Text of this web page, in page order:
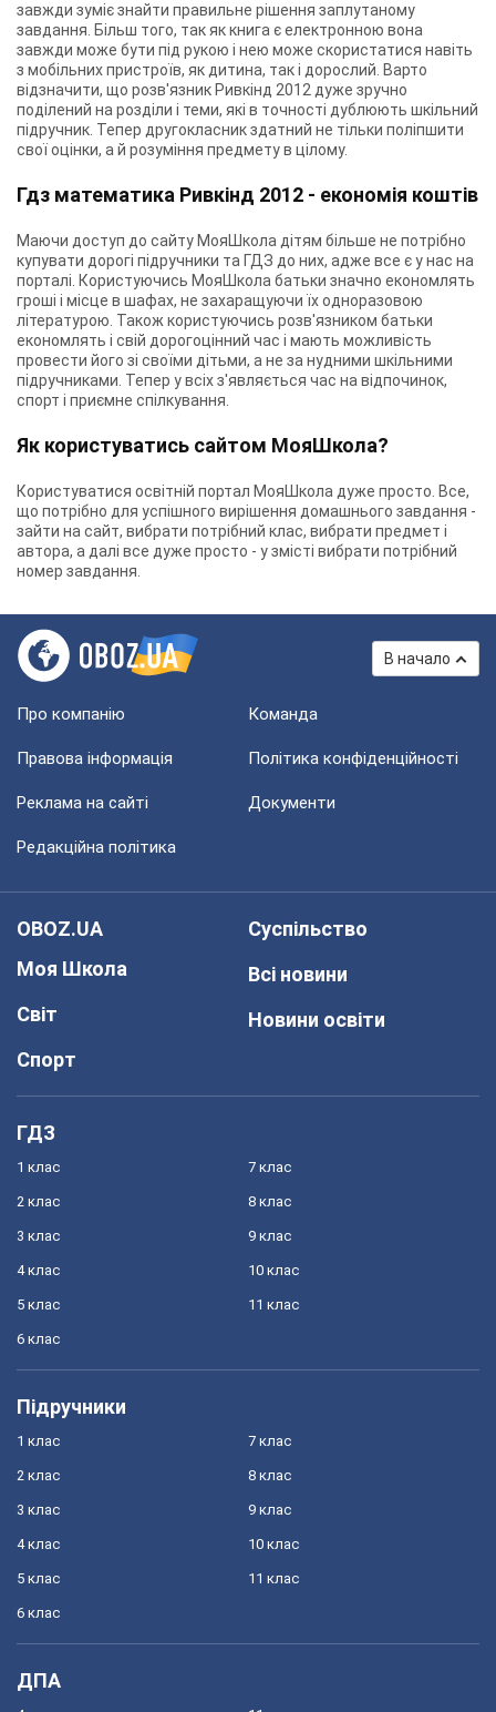
завжди зуміє знайти правильне рішення заплутаному
завдання. Більш того, так як книга є електронною вона
завжди може бути під рукою і нею може скористатися навіть
з мобільних пристроїв, як дитина, так і дорослий. Варто
відзначити, що розв'язник Ривкінд 2012 дуже зручно
поділений на розділи і теми, які в точності дублюють шкільний
підручник. Тепер другокласник здатний не тільки поліпшити
свої оцінки, а й розуміння предмету в цілому.
Гдз математика Ривкінд 2012 - економія коштів
Маючи доступ до сайту МояШкола дітям більше не потрібно
купувати дорогі підручники та ГДЗ до них, адже все є у нас на
порталі. Користуючись МояШкола батьки значно економлять
гроші і місце в шафах, не захаращуючи їх одноразовою
літературою. Також користуючись розв'язником батьки
економлять і свій дорогоцінний час і мають можливість
провести його зі своїми дітьми, а не за нудними шкільними
підручниками. Тепер у всіх з'являється час на відпочинок,
спорт і приємне спілкування.
Як користуватись сайтом МояШкола?
Користуватися освітній портал МояШкола дуже просто. Все,
що потрібно для успішного вирішення домашнього завдання -
зайти на сайт, вибрати потрібний клас, вибрати предмет і
автора, а далі все дуже просто - у змісті вибрати потрібний
номер завдання.
В начало
Про компанію Команда
Правова інформація Політика конфіденційності
Реклама на сайті Документи
Редакційна політика
OBOZ.UA
Моя Школа
Світ
Спорт
Суспільство
Всі новини
Новини освіти
ГДЗ
1 клас
2 клас
3 клас
4 клас
5 клас
6 клас
7 клас
8 клас
9 клас
10 клас
11 клас
Підручники
1 клас
2 клас
3 клас
4 клас
5 клас
6 клас
7 клас
8 клас
9 клас
10 клас
11 клас
ДПА